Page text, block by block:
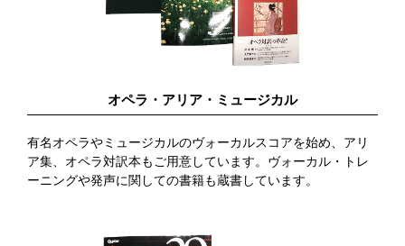
オペラ・アリア・ミュージカル
有名オペラやミュージカルのヴォーカルスコアを始め、アリ
ア集、オペラ対訳本もご用意しています。ヴォーカル・トレ
ーニングや発声に関しての書籍も蔵書しています。